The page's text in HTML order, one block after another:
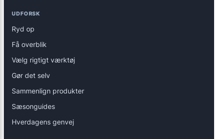
UDFORSK
Ryd op
Få overblik
Vælg rigtigt værktøj
Gør det selv
Sammenlign produkter
Sæsonguides
Hverdagens genvej